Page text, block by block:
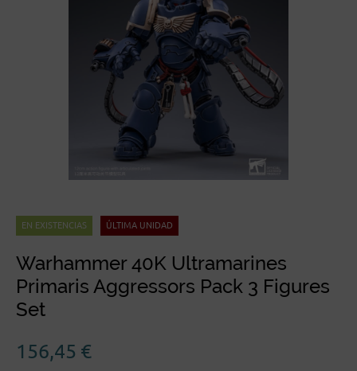
EN EXISTENCIAS ÚLTIMA UNIDAD
Warhammer 40K Ultramarines
Primaris Aggressors Pack 3 Figures
Set
156,45 €